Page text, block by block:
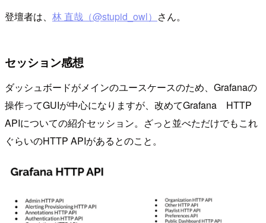
登壇者は、 林 直哉（@stupid_owl） さん。
セッション感想
ダッシュボードがメインのユースケースのため、Grafanaの
操作ってGUIが中心になりますが、改めてGrafana HTTP
APIについての紹介セッション。ざっと並べただけでもこれ
ぐらいのHTTP APIがあるとのこと。